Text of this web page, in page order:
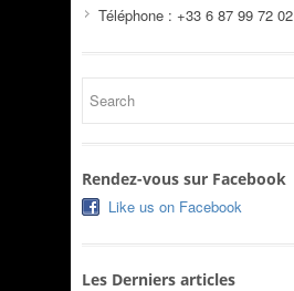
Téléphone : +33 6 87 99 72 02
Rendez-vous sur Facebook
Like us on Facebook
Les Derniers articles